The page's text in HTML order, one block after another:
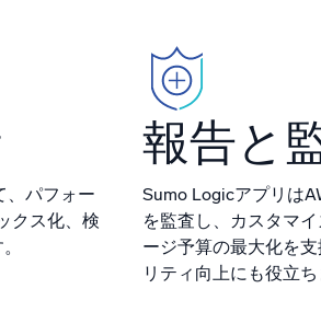
、パフォー
クス化、検
報告と
Sumo Logicアプリは
を監査し、カスタマ
ージ予算の最大化を
リティ向上にも役立ち